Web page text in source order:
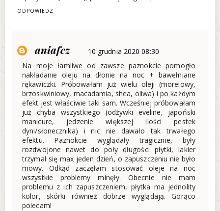
ODPOWIEDZ
aniafcz
10 grudnia 2020 08:30
Na moje łamliwe od zawsze paznokcie pomogło
nakładanie oleju na dłonie na noc + bawełniane
rękawiczki. Próbowałam już wielu oleji (morelowy,
brzoskwiniowy, macadamia, shea, oliwa) i po każdym
efekt jest właściwie taki sam. Wcześniej próbowałam
już chyba wszystkiego (odżywki eveline, japoński
manicure, jedzenie większej ilości pestek
dyni/słonecznika) i nic nie dawało tak trwałego
efektu. Paznokcie wyglądały tragicznie, były
rozdwojone nawet do poły długości płytki, lakier
trzymał się max jeden dzień, o zapuszczeniu nie było
mowy. Odkąd zaczęłam stosować oleje na noc
wszystkie problemy minęły. Obecnie nie mam
problemu z ich zapuszczeniem, płytka ma jednolity
kolor, skórki również dobrze wyglądają. Gorąco
polecam!